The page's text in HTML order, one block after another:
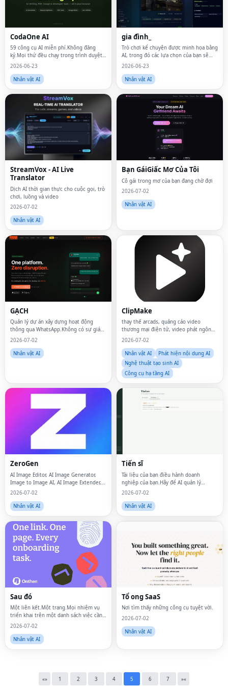
CodaOne AI
59 công cụ AI miễn phí.Không đăng
ký.Mọi thứ đều chạy trong trình duyệt
của bạn.
2026-06-23
Nhân vật AI
gia đình_
Trò chơi kể chuyện được minh họa bằng
AI, trong đó các lựa chọn của bạn sẽ
định hình lại thế giới
2026-06-23
Nhân vật AI
StreamVox - AI Live
Translator
Dịch AI thời gian thực cho cuộc gọi, trò
chơi, luồng và video
2026-07-02
Nhân vật AI
Bạn GáiGiấc Mơ Của Tôi
Cô gái trong mơ của bạn đang chờ đợi
2026-07-02
Nhân vật AI
GẠCH
Quản lý dự án xây dựng hoạt động
thông qua WhatsApp.Không có sự gián
đoạn.
2026-07-02
Nhân vật AI
ClipMake
thay thế arcads, quảng cáo video
thương mại điện tử, video phát ngôn
viên ai, thay thế heygen, người tạo ai
ugc
2026-07-02
Nhân vật AI
Phát hiện nội dung AI
Nghệ thuật tạo sinh AI
Công cụ hạ tầng AI
ZeroGen
AI Image Editor, AI Image Generator,
Image to Image AI, AI Image Extender,
Nano Banana2
2026-07-02
Nhân vật AI
Tiến sĩ
Tài liệu của bạn điều hành doanh
nghiệp của bạn.Hãy để AI quản lý
chúng.
2026-07-02
Nhân vật AI
Sau đó
Một liên kết.Một trang.Mọi nhiệm vụ
triển khai trên một danh sách việc cần
làm đơn giản, có thể chia sẻ.
2026-07-02
Nhân vật AI
Tổ ong SaaS
Nơi tìm thấy những công cụ tuyệt vời.
2026-07-02
Nhân vật AI
«» 1 2 3 4 5 6 7 »«